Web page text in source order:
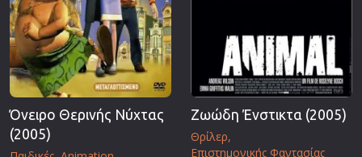
Όνειρο Θερινής Νύχτας
(2005)
Ζωώδη Ένστικτα (2005)
Θρίλερ
Επιστημονικής Φαντασίας